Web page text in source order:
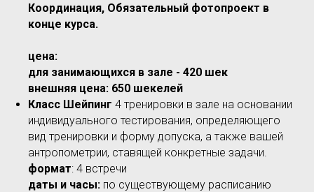
Координация, Обязательный фотопроект в
конце курса.
цена:
для занимающихся в зале - 420 шек
внешняя цена: 650 шекелей
Класс Шейпинг 4 тренировки в зале на основании
индивидуального тестирования, определяющего
вид тренировки и форму допуска, а также вашей
антропометрии, ставящей конкретные задачи.
формат: 4 встречи
даты и часы: по существующему расписанию